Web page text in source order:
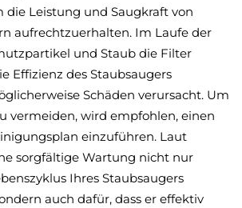
die Leistung und Saugkraft von
aufrechtzuerhalten. Im Laufe der
und Staub die Filter
Effizienz des Staubsaugers
Schäden verursacht. Um
vermeiden, wird empfohlen, einen
einzuführen. Laut
sorgfältige Wartung nicht nur
Ihres Staubsaugers
auch dafür, dass er effektiv